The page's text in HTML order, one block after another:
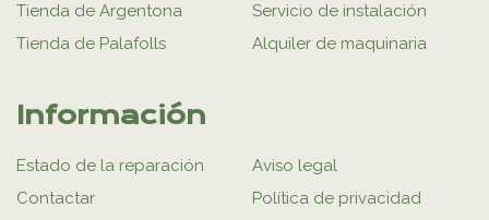
Tienda de Argentona
Tienda de Palafolls
Servicio de instalación
Alquiler de maquinaria
Información
Estado de la reparación
Contactar
Aviso legal
Política de privacidad